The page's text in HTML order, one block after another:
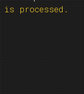
is processed.